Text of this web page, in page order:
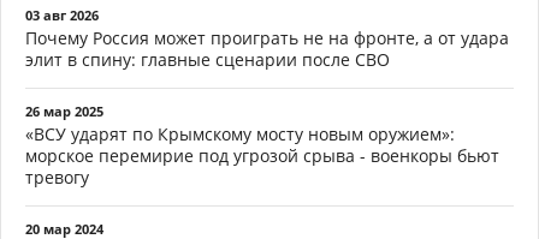
03 авг 2026
Почему Россия может проиграть не на фронте, а от удара
элит в спину: главные сценарии после СВО
26 мар 2025
«ВСУ ударят по Крымскому мосту новым оружием»:
морское перемирие под угрозой срыва - военкоры бьют
тревогу
20 мар 2024